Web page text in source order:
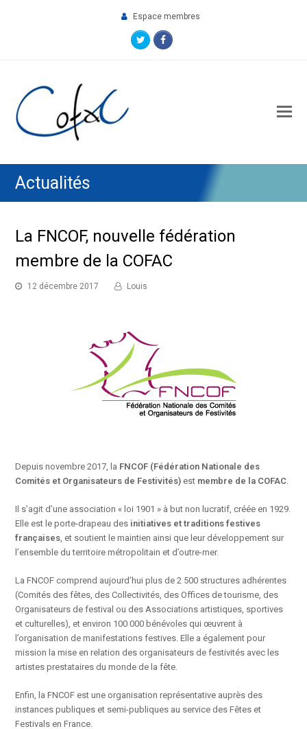
Espace membres
TwitterFacebook
Actualités
La FNCOF, nouvelle fédération
membre de la COFAC
12 décembre 2017 Louis
Depuis novembre 2017, la FNCOF (Fédération Nationale des
Comités et Organisateurs de Festivités) est membre de la COFAC.
Il s’agit d’une association « loi 1901 » à but non lucratif, créée en 1929.
Elle est le porte-drapeau des initiatives et traditions festives
françaises, et soutient le maintien ainsi que leur développement sur
l’ensemble du territoire métropolitain et d’outre-mer.
La FNCOF comprend aujourd’hui plus de 2 500 structures adhérentes
(Comités des fêtes, des Collectivités, des Offices de tourisme, des
Organisateurs de festival ou des Associations artistiques, sportives
et culturelles), et environ 100 000 bénévoles qui œuvrent à
l’organisation de manifestations festives. Elle a également pour
mission la mise en relation des organisateurs de festivités avec les
artistes prestataires du monde de la fête.
Enfin, la FNCOF est une organisation représentative auprès des
instances publiques et semi-publiques au service des Fêtes et
Festivals en France.